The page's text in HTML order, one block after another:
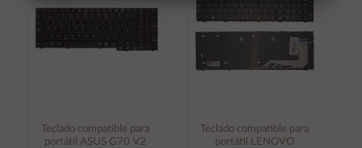
Teclado compatible para
portátil ASUS G70 V2
Teclado compatible para
portátil LENOVO